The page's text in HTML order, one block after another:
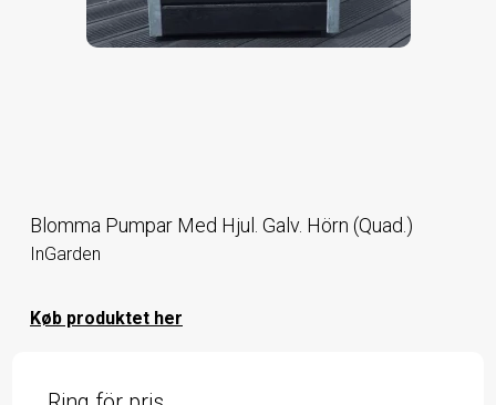
Blomma Pumpar Med Hjul. Galv. Hörn (Quad.)
InGarden
Køb produktet her